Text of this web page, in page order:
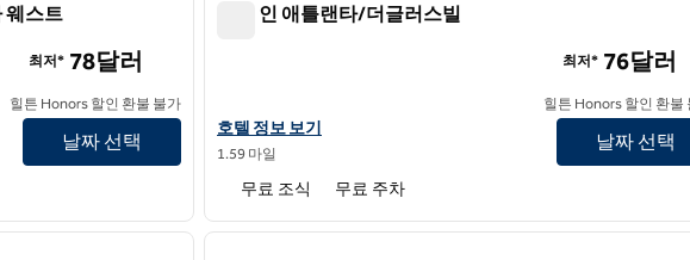
웨스트
호텔 정보 보기
최저* 78달러
힐튼 Honors 할인 환불 불가
날짜 선택
햄튼 인 애틀랜타/더글러스빌
햄튼 인 애틀랜타/더글러스빌의 호텔 정보 보기
호텔 정보 보기
1.59 마일
최저* 76달러
힐튼 Honors 할인 환불
날짜 선택
무료 조식 무료 주차
다음 이미지
1/12